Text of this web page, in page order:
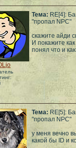
Тема: RE[4]:
"пропал NPC"
скажите айди
И покажите
понял что и
Тема: RE[5]:
"пропал NPC"
у меня вечно
какой бы ID и